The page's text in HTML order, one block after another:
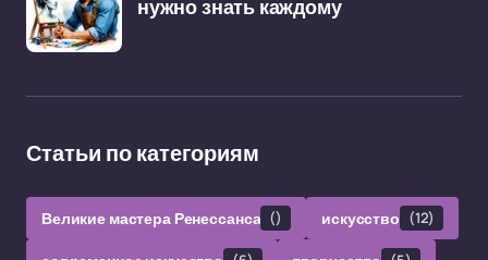
нужно знать каждому
Статьи по категориям
Великие мастера Ренессанса () искусство (12)